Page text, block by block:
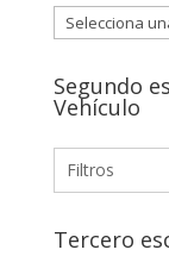
Segundo
Vehículo
Filtros
Tercero